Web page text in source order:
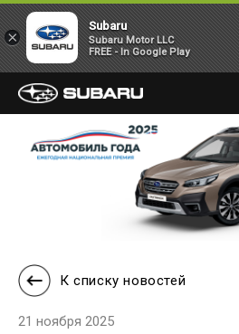
К списку новостей
21 ноября 2025
×
Subaru
Subaru Motor LLC
FREE - In Google Play